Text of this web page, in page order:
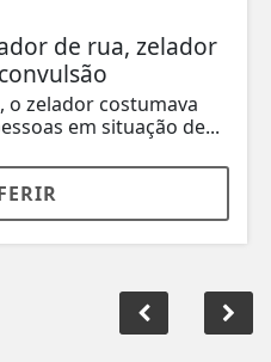
de rua, zelador
o zelador costumava
em situação de...